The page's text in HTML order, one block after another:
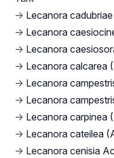
→ Lecanora
→ Lecanora
→ Lecanora
→ Lecanora calcarea
→ Lecanora
→ Lecanora
→ Lecanora carpinea
→ Lecanora cateilea
→ Lecanora cenisia